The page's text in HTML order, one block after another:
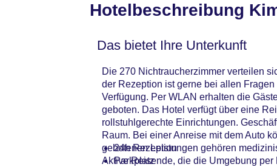
Hotelbeschreibung
Das bietet Ihre Unterkunft
Die 270 Nichtraucherzimmer verteilen
der Rezeption ist gerne bei allen
Verfügung. Per WLAN erhalten die
geboten. Das Hotel verfügt über eine
rollstuhlgerechte Einrichtungen.
Raum. Bei einer Anreise mit dem Auto
gebotenen Leistungen gehören
Aktive Reisende, die die Umgebung
24h Rezeption
Parkplatz